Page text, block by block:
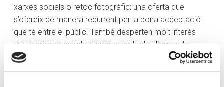
xarxes socials o retoc fotogràfic; una oferta que
s’ofereix de manera recurrent per la bona acceptació
que té entre el públic. També desperten molt interès
altres propostes relacionades amb els idiomes, la
història d’Andorra o les activitats per treballar la
memòria, que tornen aquest semestre amb nous